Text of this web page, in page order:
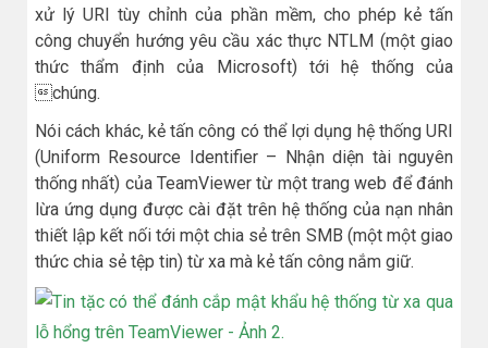
xử lý URI tùy chỉnh của phần mềm, cho phép kẻ tấn
công chuyển hướng yêu cầu xác thực NTLM (một giao
thức thẩm định của Microsoft) tới hệ thống của
chúng.
Nói cách khác, kẻ tấn công có thể lợi dụng hệ thống URI
(Uniform Resource Identifier – Nhận diện tài nguyên
thống nhất) của TeamViewer từ một trang web để đánh
lừa ứng dụng được cài đặt trên hệ thống của nạn nhân
thiết lập kết nối tới một chia sẻ trên SMB (một một giao
thức chia sẻ tệp tin) từ xa mà kẻ tấn công nắm giữ.